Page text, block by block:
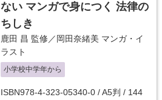
ない マンガで身につく 法律の
ちしき
鹿田 昌 監修／ 岡田奈緒美 マンガ・イ
ラスト
小学校中学年から
ISBN978-4-323-05340-0 / A5判 / 144